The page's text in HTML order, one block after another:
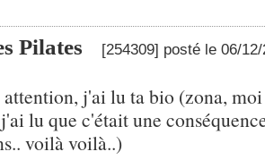
Pilates
[254309] posté le 06/
j'ai lu ta bio (zona,
lu que c'était une
voilà voilà..)